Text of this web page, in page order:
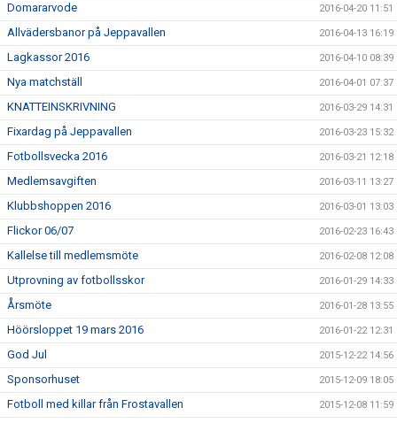
Domararvode 2016-04-20 11:51
Allvädersbanor på Jeppavallen 2016-04-13 16:19
Lagkassor 2016 2016-04-10 08:39
Nya matchställ 2016-04-01 07:37
KNATTEINSKRIVNING 2016-03-29 14:31
Fixardag på Jeppavallen 2016-03-23 15:32
Fotbollsvecka 2016 2016-03-21 12:18
Medlemsavgiften 2016-03-11 13:27
Klubbshoppen 2016 2016-03-01 13:03
Flickor 06/07 2016-02-23 16:43
Kallelse till medlemsmöte 2016-02-08 12:08
Utprovning av fotbollsskor 2016-01-29 14:33
Årsmöte 2016-01-28 13:55
Höörsloppet 19 mars 2016 2016-01-22 12:31
God Jul 2015-12-22 14:56
Sponsorhuset 2015-12-09 18:05
Fotboll med killar från Frostavallen 2015-12-08 11:59